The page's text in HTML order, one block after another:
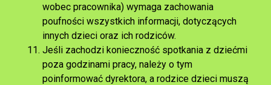
wobec pracownika) wymaga zachowania
poufności wszystkich informacji, dotyczących
innych dzieci oraz ich rodziców.
Jeśli zachodzi konieczność spotkania z dziećmi
poza godzinami pracy, należy o tym
poinformować dyrektora, a rodzice dzieci muszą